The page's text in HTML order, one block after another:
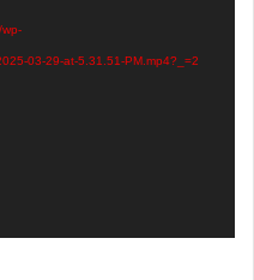
03-29-at-5.31.51-PM.mp4?_=2